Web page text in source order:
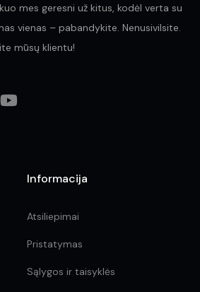
mes geresni už kitus, kodėl verta su
vienas – pabandykite. Nenusivilsite.
mūsų klientu!
Informacija
Atsiliepimai
Pristatymas
Sąlygos ir taisyklės